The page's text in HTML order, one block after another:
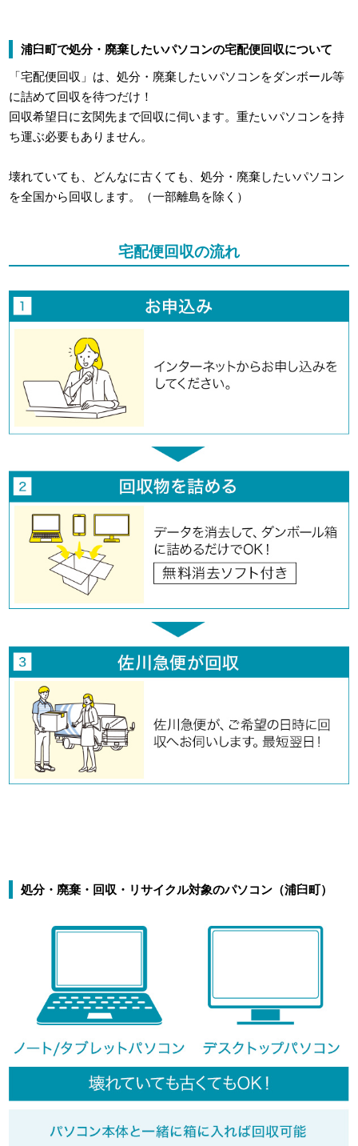
浦臼町で処分・廃棄したいパソコンの宅配便回収について
「宅配便回収」は、処分・廃棄したいパソコンをダンボール等
に詰めて回収を待つだけ！
回収希望日に玄関先まで回収に伺います。重たいパソコンを持
ち運ぶ必要もありません。
壊れていても、どんなに古くても、処分・廃棄したいパソコン
を全国から回収します。（一部離島を除く）
宅配便回収の流れ
処分・廃棄・回収・リサイクル対象のパソコン（浦臼町）